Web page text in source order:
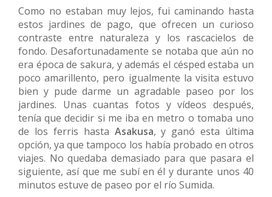
Como no estaban muy lejos, fui caminando hasta
estos jardines de pago, que ofrecen un curioso
contraste entre naturaleza y los rascacielos de
fondo. Desafortunadamente se notaba que aún no
era época de sakura, y además el césped estaba un
poco amarillento, pero igualmente la visita estuvo
bien y pude darme un agradable paseo por los
jardines. Unas cuantas fotos y vídeos después,
tenía que decidir si me iba en metro o tomaba uno
de los ferris hasta Asakusa, y ganó esta última
opción, ya que tampoco los había probado en otros
viajes. No quedaba demasiado para que pasara el
siguiente, así que me subí en él y durante unos 40
minutos estuve de paseo por el río Sumida.